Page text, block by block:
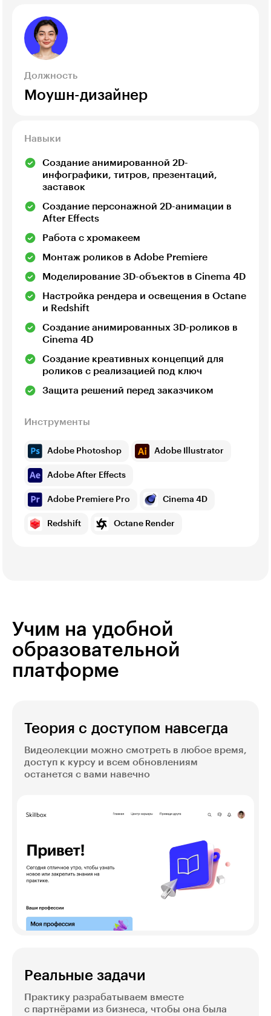
Должность
Моушн-дизайнер
Навыки
Создание анимированной 2D-
инфографики, титров, презентаций,
заставок
Создание персонажной 2D-анимации в
After Effects
Работа с хромакеем
Монтаж роликов в Adobe Premiere
Моделирование 3D-объектов в Cinema 4D
Настройка рендера и освещения в Octane
и Redshift
Создание анимированных 3D-роликов в
Cinema 4D
Создание креативных концепций для
роликов с реализацией под ключ
Защита решений перед заказчиком
Инструменты
Adobe Photoshop Adobe Illustrator
Adobe After Effects
Adobe Premiere Pro Cinema 4D
Redshift Octane Render
Учим на удобной
образовательной
платформе
Теория с доступом навсегда
Видеолекции можно смотреть в любое время,
доступ к курсу и всем обновлениям
останется с вами навечно
Реальные задачи
Практику разрабатываем вместе
с партнёрами из бизнеса, чтобы она была